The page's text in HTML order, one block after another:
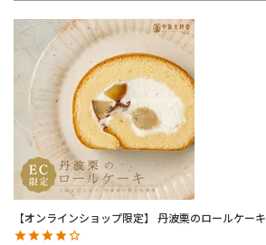
【オンラインショップ限定】 丹波栗のロールケーキ